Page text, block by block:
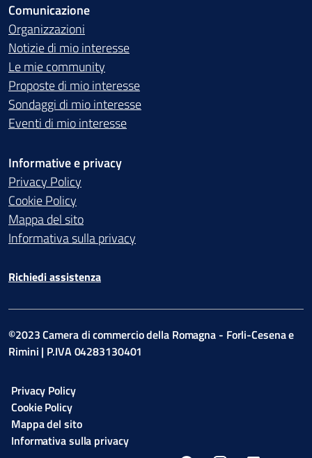
Comunicazione
Organizzazioni
Notizie di mio interesse
Le mie community
Proposte di mio interesse
Sondaggi di mio interesse
Eventi di mio interesse
Informative e privacy
Privacy Policy
Cookie Policy
Mappa del sito
Informativa sulla privacy
Richiedi assistenza
©2023 Camera di commercio della Romagna - Forli-Cesena e
Rimini | P.IVA 04283130401
Privacy Policy
Cookie Policy
Mappa del sito
Informativa sulla privacy